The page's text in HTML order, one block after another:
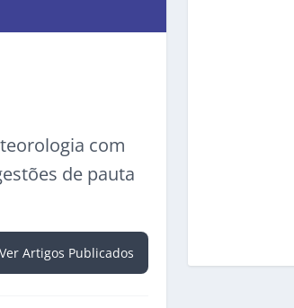
com
de pauta
Ver Artigos Publicados